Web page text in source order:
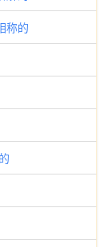
称的